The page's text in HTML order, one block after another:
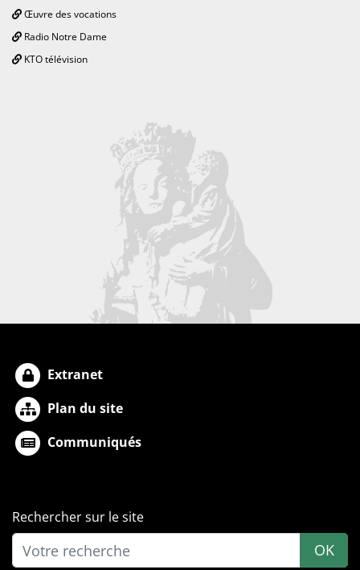
Œuvre des vocations
Radio Notre Dame
KTO télévision
Extranet
Plan du site
Communiqués
Rechercher sur le site
OK